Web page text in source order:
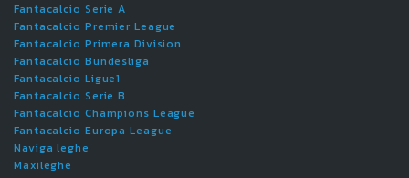
Fantacalcio Serie A
Fantacalcio Premier League
Fantacalcio Primera Division
Fantacalcio Bundesliga
Fantacalcio Ligue1
Fantacalcio Serie B
Fantacalcio Champions League
Fantacalcio Europa League
Naviga leghe
Maxileghe